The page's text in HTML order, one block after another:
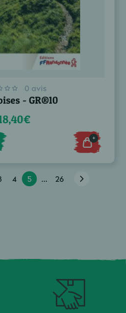
0 avis
- GR®10
+
4 5 ... 26